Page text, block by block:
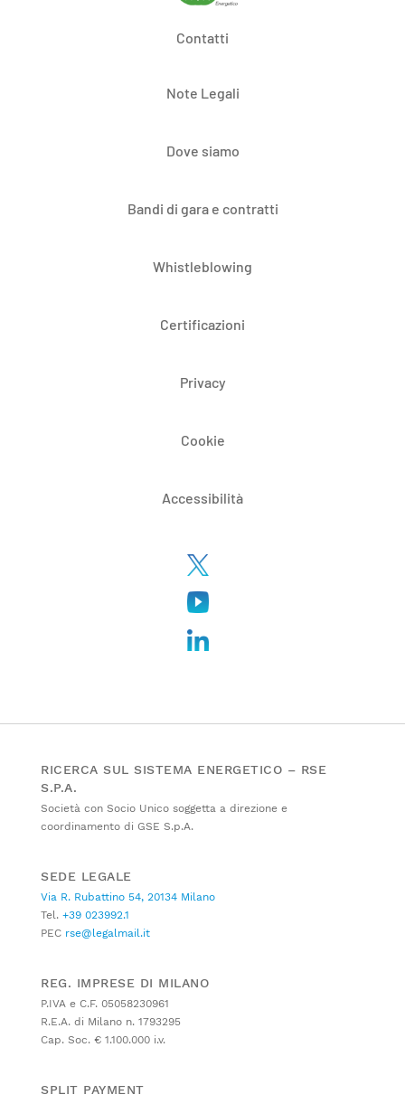
Contatti
Note Legali
Dove siamo
Bandi di gara e contratti
Whistleblowing
Certificazioni
Privacy
Cookie
Accessibilità
RICERCA SUL SISTEMA ENERGETICO – RSE
S.P.A.
Società con Socio Unico soggetta a direzione e
coordinamento di GSE S.p.A.
SEDE LEGALE
Via R. Rubattino 54, 20134 Milano
Tel. +39 023992.1
PEC rse@legalmail.it
REG. IMPRESE DI MILANO
P.IVA e C.F. 05058230961
R.E.A. di Milano n. 1793295
Cap. Soc. € 1.100.000 i.v.
SPLIT PAYMENT